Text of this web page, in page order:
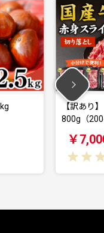
【訳あり】
800g（
￥7,000